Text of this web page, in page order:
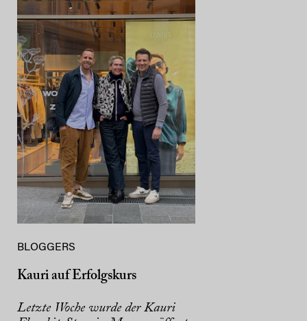
BLOGGERS
Kauri auf Erfolgskurs
Letzte Woche wurde der Kauri